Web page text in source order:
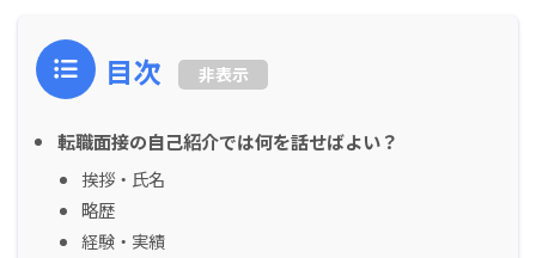
目次 非表示
転職面接の自己紹介では何を話せばよい？
挨拶・氏名
略歴
経験・実績